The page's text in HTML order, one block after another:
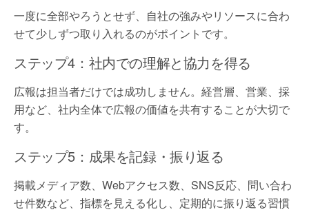
一度に全部やろうとせず、自社の強みやリソースに合わ
せて少しずつ取り入れるのがポイントです。
ステップ4：社内での理解と協力を得る
広報は担当者だけでは成功しません。経営層、営業、採
用など、社内全体で広報の価値を共有することが大切で
す。
ステップ5：成果を記録・振り返る
掲載メディア数、Webアクセス数、SNS反応、問い合わ
せ件数など、指標を見える化し、定期的に振り返る習慣